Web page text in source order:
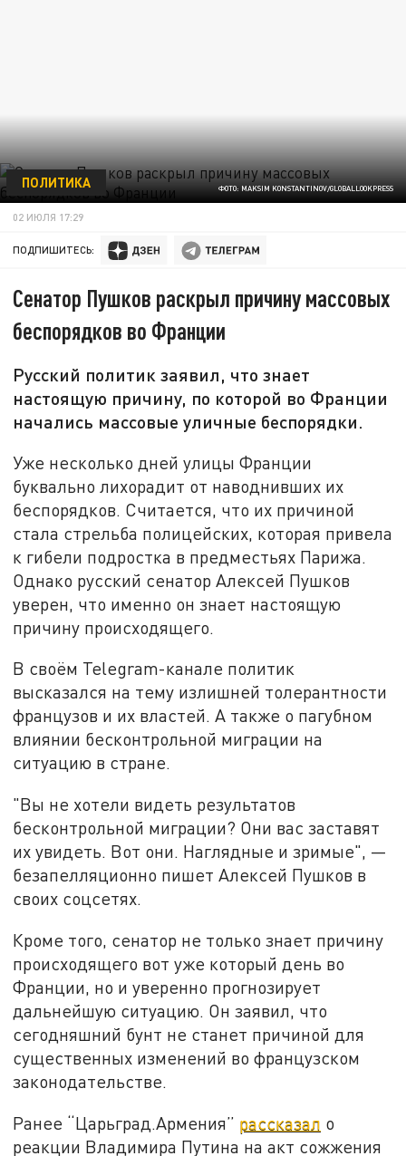
ФОТО: MAKSIM KONSTANTINOV/GLOBALLOOKPRESS
ПОЛИТИКА
02 ИЮЛЯ 17:29
ПОДПИШИТЕСЬ:
Сенатор Пушков раскрыл причину массовых
беспорядков во Франции
Русский политик заявил, что знает
настоящую причину, по которой во Франции
начались массовые уличные беспорядки.
Уже несколько дней улицы Франции
буквально лихорадит от наводнивших их
беспорядков. Считается, что их причиной
стала стрельба полицейских, которая привела
к гибели подростка в предместьях Парижа.
Однако русский сенатор Алексей Пушков
уверен, что именно он знает настоящую
причину происходящего.
В своём Telegram-канале политик
высказался на тему излишней толерантности
французов и их властей. А также о пагубном
влиянии бесконтрольной миграции на
ситуацию в стране.
"Вы не хотели видеть результатов
бесконтрольной миграции? Они вас заставят
их увидеть. Вот они. Наглядные и зримые", —
безапелляционно пишет Алексей Пушков в
своих соцсетях.
Кроме того, сенатор не только знает причину
происходящего вот уже который день во
Франции, но и уверенно прогнозирует
дальнейшую ситуацию. Он заявил, что
сегодняшний бунт не станет причиной для
существенных изменений во французском
законодательстве.
Ранее “Царьград.Армения” рассказал о
реакции Владимира Путина на акт сожжения